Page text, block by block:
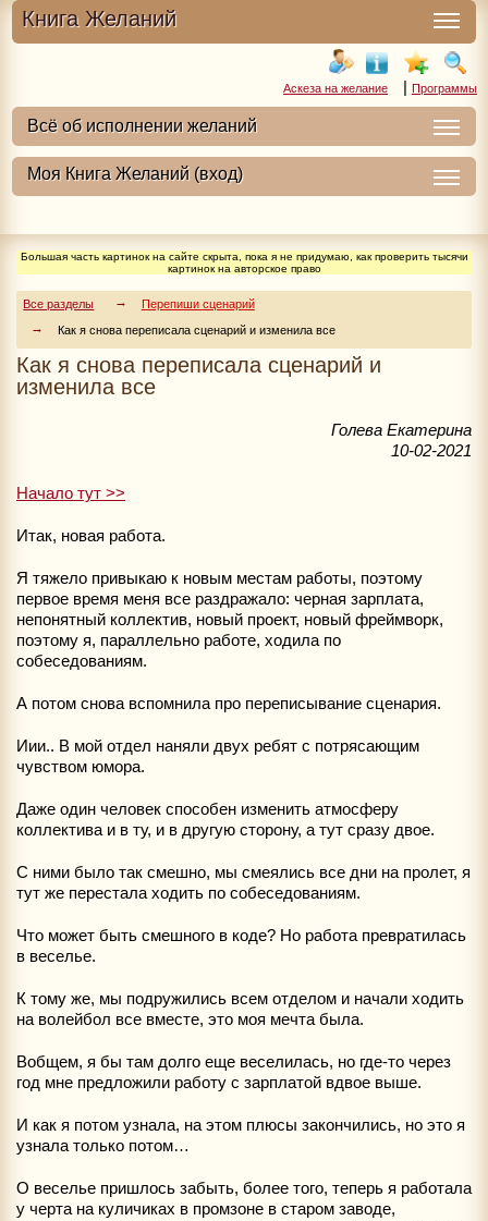
Книга Желаний
Аскеза на желание | Программы
Большая часть картинок на сайте скрыта, пока я не придумаю, как проверить тысячи
картинок на авторское право
Все разделы
Перепиши сценарий
Как я снова переписала сценарий и изменила все
Как я снова переписала сценарий и
изменила все
Голева Екатерина
10-02-2021
Начало тут >>
Итак, новая работа.
Я тяжело привыкаю к новым местам работы, поэтому
первое время меня все раздражало: черная зарплата,
непонятный коллектив, новый проект, новый фреймворк,
поэтому я, параллельно работе, ходила по
собеседованиям.
А потом снова вспомнила про переписывание сценария.
Иии.. В мой отдел наняли двух ребят с потрясающим
чувством юмора.
Даже один человек способен изменить атмосферу
коллектива и в ту, и в другую сторону, а тут сразу двое.
С ними было так смешно, мы смеялись все дни на пролет, я
тут же перестала ходить по собеседованиям.
Что может быть смешного в коде? Но работа превратилась
в веселье.
К тому же, мы подружились всем отделом и начали ходить
на волейбол все вместе, это моя мечта была.
Вобщем, я бы там долго еще веселилась, но где-то через
год мне предложили работу с зарплатой вдвое выше.
И как я потом узнала, на этом плюсы закончились, но это я
узнала только потом…
О веселье пришлось забыть, более того, теперь я работала
у черта на куличиках в промзоне в старом заводе,